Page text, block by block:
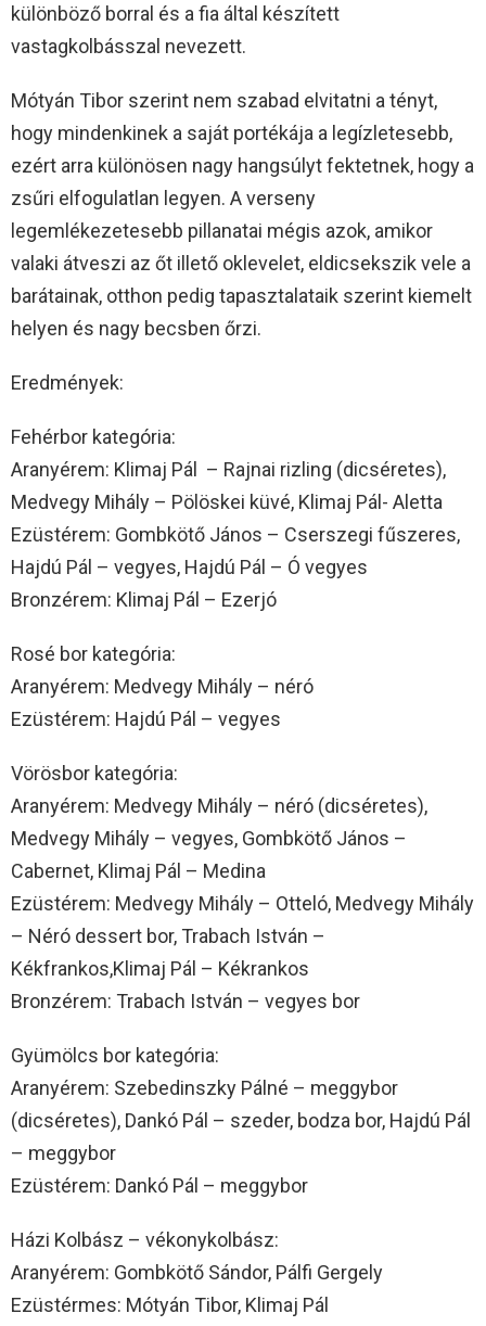
különböző borral és a fia által készített
vastagkolbásszal nevezett.
Mótyán Tibor szerint nem szabad elvitatni a tényt,
hogy mindenkinek a saját portékája a legízletesebb,
ezért arra különösen nagy hangsúlyt fektetnek, hogy a
zsűri elfogulatlan legyen. A verseny
legemlékezetesebb pillanatai mégis azok, amikor
valaki átveszi az őt illető oklevelet, eldicsekszik vele a
barátainak, otthon pedig tapasztalataik szerint kiemelt
helyen és nagy becsben őrzi.
Eredmények:
Fehérbor kategória:
Aranyérem: Klimaj Pál – Rajnai rizling (dicséretes),
Medvegy Mihály – Pölöskei küvé, Klimaj Pál- Aletta
Ezüstérem: Gombkötő János – Cserszegi fűszeres,
Hajdú Pál – vegyes, Hajdú Pál – Ó vegyes
Bronzérem: Klimaj Pál – Ezerjó
Rosé bor kategória:
Aranyérem: Medvegy Mihály – néró
Ezüstérem: Hajdú Pál – vegyes
Vörösbor kategória:
Aranyérem: Medvegy Mihály – néró (dicséretes),
Medvegy Mihály – vegyes, Gombkötő János –
Cabernet, Klimaj Pál – Medina
Ezüstérem: Medvegy Mihály – Otteló, Medvegy Mihály
– Néró dessert bor, Trabach István –
Kékfrankos,Klimaj Pál – Kékrankos
Bronzérem: Trabach István – vegyes bor
Gyümölcs bor kategória:
Aranyérem: Szebedinszky Pálné – meggybor
(dicséretes), Dankó Pál – szeder, bodza bor, Hajdú Pál
– meggybor
Ezüstérem: Dankó Pál – meggybor
Házi Kolbász – vékonykolbász:
Aranyérem: Gombkötő Sándor, Pálfi Gergely
Ezüstérmes: Mótyán Tibor, Klimaj Pál